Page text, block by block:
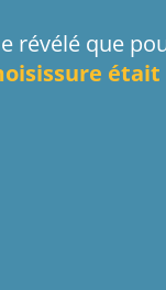
révélé que